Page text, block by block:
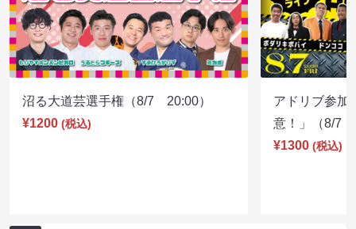
沼る大道芸選手権（8/7 20:00）
¥1200 (税込)
アドリブ参加
意！」（8/7
¥1300 (税込)